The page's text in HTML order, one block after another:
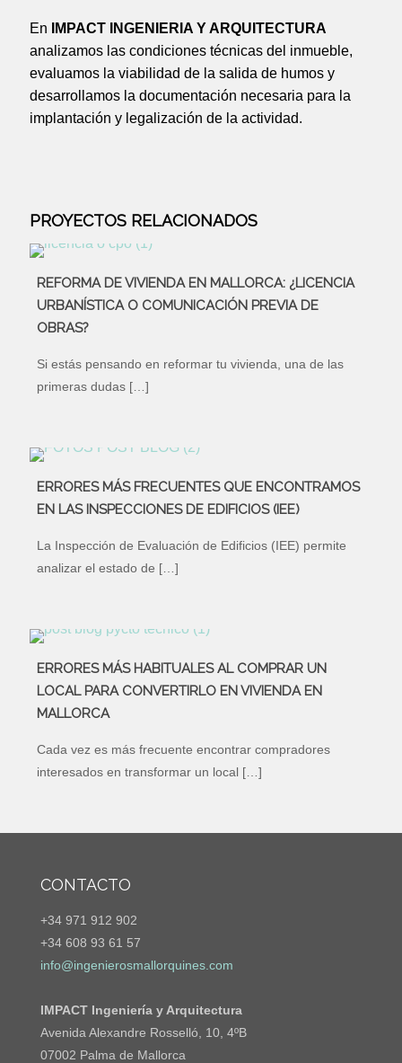
En
IMPACT INGENIERIA Y ARQUITECTURA
analizamos las condiciones técnicas del inmueble,
evaluamos la viabilidad de la salida de humos y
desarrollamos la documentación necesaria para la
implantación y legalización de la actividad.
PROYECTOS RELACIONADOS
REFORMA DE VIVIENDA EN MALLORCA: ¿LICENCIA
URBANÍSTICA O COMUNICACIÓN PREVIA DE
OBRAS?
Si estás pensando en reformar tu vivienda, una de las
primeras dudas […]
ERRORES MÁS FRECUENTES QUE ENCONTRAMOS
EN LAS INSPECCIONES DE EDIFICIOS (IEE)
La Inspección de Evaluación de Edificios (IEE) permite
analizar el estado de […]
ERRORES MÁS HABITUALES AL COMPRAR UN
LOCAL PARA CONVERTIRLO EN VIVIENDA EN
MALLORCA
Cada vez es más frecuente encontrar compradores
interesados en transformar un local […]
CONTACTO
+34 971 912 902
+34 608 93 61 57
info@ingenierosmallorquines.com
IMPACT Ingeniería y Arquitectura
Avenida Alexandre Rosselló, 10, 4ºB
07002 Palma de Mallorca